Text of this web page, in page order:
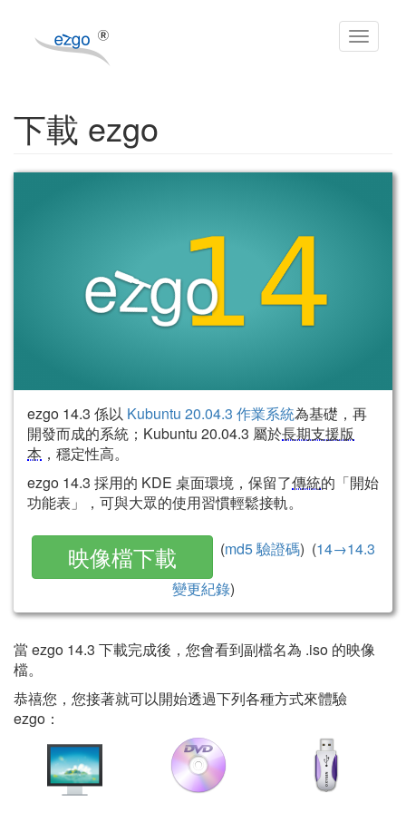
Toggle
下載 ezgo
ezgo 14.3 係以 Kubuntu 20.04.3 作業系統為基礎，再
開發而成的系統；Kubuntu 20.04.3 屬於長期支援版
本 ，穩定性高。
ezgo 14.3 採用的 KDE 桌面環境，保留了傳統的「開始
功能表」，可與大眾的使用習慣輕鬆接軌。
映像檔下載 (md5 驗證碼) (14→14.3
變更紀錄)
當 ezgo 14.3 下載完成後，您會看到副檔名為 .iso 的映像
檔。
恭禧您，您接著就可以開始透過下列各種方式來體驗
ezgo：